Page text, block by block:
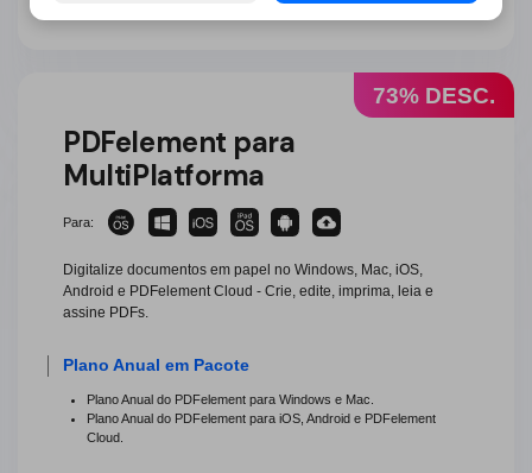
73% DESC.
PDFelement para
MultiPlatforma
Para:
Digitalize documentos em papel no Windows, Mac, iOS,
Android e PDFelement Cloud - Crie, edite, imprima, leia e
assine PDFs.
Plano Anual em Pacote
Plano Anual do PDFelement para Windows e Mac.
Plano Anual do PDFelement para iOS, Android e PDFelement
Cloud.